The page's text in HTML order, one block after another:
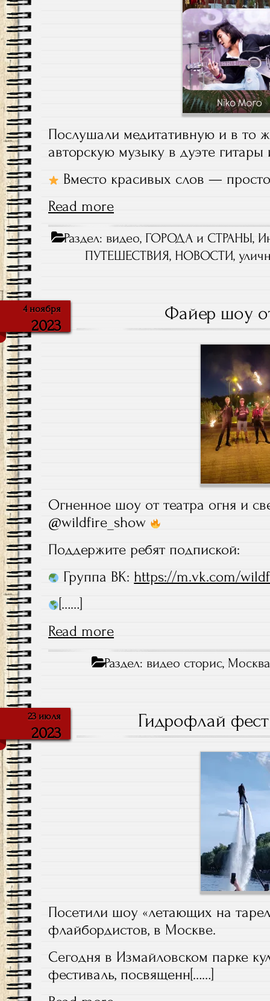
Послушали медитативную и в то
авторскую музыку в дуэте
Вместо красивых слов —
Read more
Раздел: видео, ГОРОДА и СТРАНЫ,
ПУТЕШЕСТВИЯ, НОВОСТИ,
4 ноября
2023
Файер шоу
Огненное шоу от театра огня и
@wildfire_show
Поддержите ребят подпиской:
Группа ВК: https://m.vk.com/
[……]
Read more
Раздел: видео сторис,
23 июля
2023
Гидрофлай фест
Посетили шоу «летающих на
флайбордистов, в Москве.
Сегодня в Измайловском парке
фестиваль, посвященн[……]